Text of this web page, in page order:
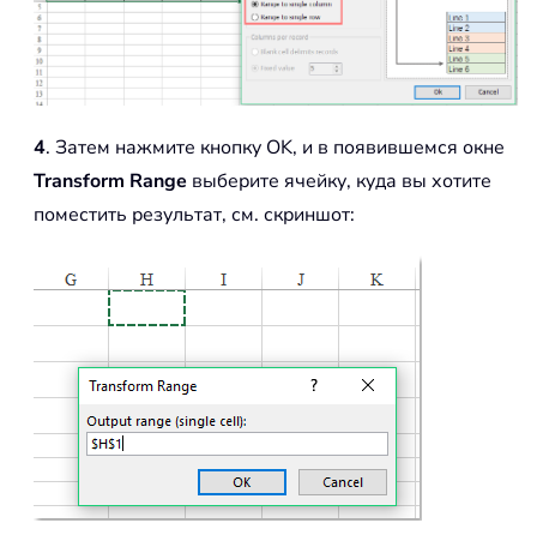
4. Затем нажмите кнопку OK, и в появившемся окне
Transform Range выберите ячейку, куда вы хотите
поместить результат, см. скриншот: